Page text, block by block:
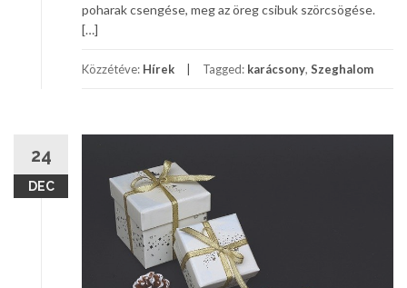
poharak csengése, meg az öreg csibuk szörcsögése.
[…]
Közzétéve: Hírek Tagged: karácsony, Szeghalom
24
DEC